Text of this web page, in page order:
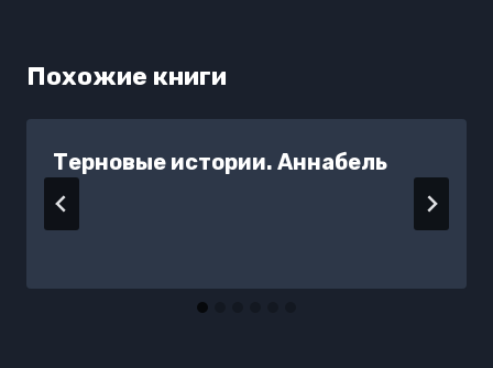
Похожие книги
Терновые истории. Аннабель